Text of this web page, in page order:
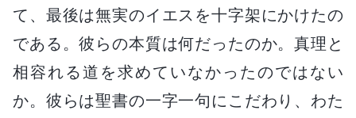
て、最後は無実のイエスを十字架にかけたの
である。彼らの本質は何だったのか。真理と
相容れる道を求めていなかったのではない
か。彼らは聖書の一字一句にこだわり、わた